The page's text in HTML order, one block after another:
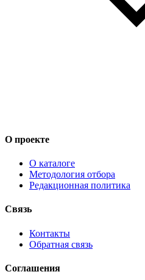
О проекте
О каталоге
Методология отбора
Редакционная политика
Связь
Контакты
Обратная связь
Соглашения